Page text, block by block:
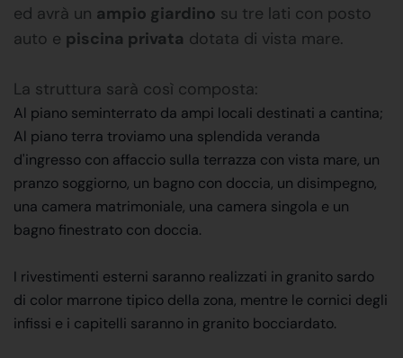
ed avrà un ampio giardino su tre lati con posto
auto e piscina privata dotata di vista mare.
La struttura sarà così composta:
Al piano seminterrato da ampi locali destinati a cantina;
Al piano terra troviamo una splendida veranda
d'ingresso con affaccio sulla terrazza con vista mare, un
pranzo soggiorno, un bagno con doccia, un disimpegno,
una camera matrimoniale, una camera singola e un
bagno finestrato con doccia.
I rivestimenti esterni saranno realizzati in granito sardo
di color marrone tipico della zona, mentre le cornici degli
infissi e i capitelli saranno in granito bocciardato.